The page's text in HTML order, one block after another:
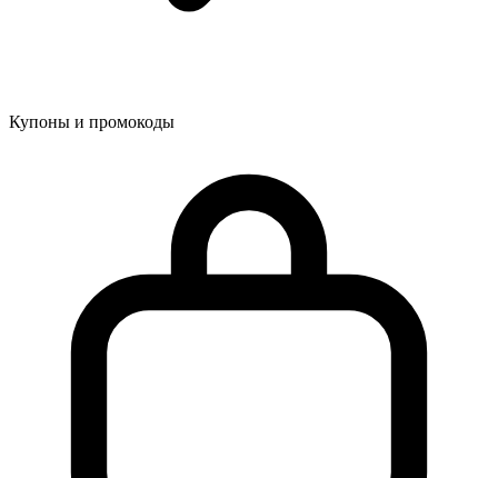
Купоны и промокоды